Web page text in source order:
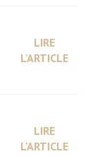
LIRE
L'ARTICLE
LIRE
L'ARTICLE